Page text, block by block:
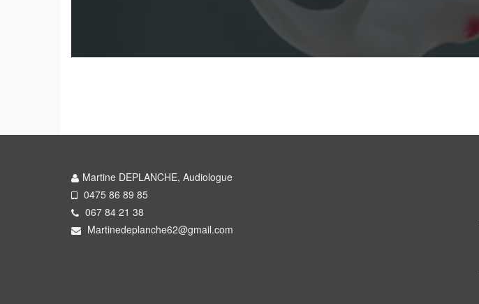
Martine DEPLANCHE, Audiologue
0475 86 89 85
067 84 21 38
Martinedeplanche62@gmail.com